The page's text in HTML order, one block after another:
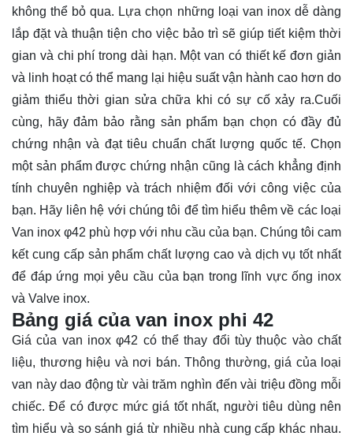
không thể bỏ qua. Lựa chọn những loại van inox dễ dàng
lắp đặt và thuận tiện cho việc bảo trì sẽ giúp tiết kiệm thời
gian và chi phí trong dài hạn. Một van có thiết kế đơn giản
và linh hoạt có thể mang lại hiệu suất vận hành cao hơn do
giảm thiểu thời gian sửa chữa khi có sự cố xảy ra.Cuối
cùng, hãy đảm bảo rằng sản phẩm bạn chọn có đầy đủ
chứng nhận và đạt tiêu chuẩn chất lượng quốc tế. Chọn
một sản phẩm được chứng nhận cũng là cách khẳng định
tính chuyên nghiệp và trách nhiệm đối với công việc của
bạn. Hãy liên hệ với chúng tôi để tìm hiểu thêm về các loại
Van inox φ42 phù hợp với nhu cầu của bạn. Chúng tôi cam
kết cung cấp sản phẩm chất lượng cao và dịch vụ tốt nhất
để đáp ứng mọi yêu cầu của bạn trong lĩnh vực ống inox
và Valve inox.
Bảng giá của van inox phi 42
Giá của van inox φ42 có thể thay đổi tùy thuộc vào chất
liệu, thương hiệu và nơi bán. Thông thường, giá của loại
van này dao động từ vài trăm nghìn đến vài triệu đồng mỗi
chiếc. Để có được mức giá tốt nhất, người tiêu dùng nên
tìm hiểu và so sánh giá từ nhiều nhà cung cấp khác nhau.